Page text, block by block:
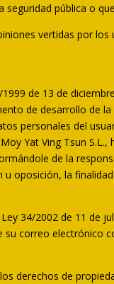
pública o
vertidas por
de 13 de
de desarrollo de
personales del
Yat Ving Tsun
de la
oposición, la
34/2002 de 11 de
correo electrónico
derechos de